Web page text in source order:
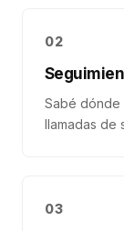
02
Sabé dónde
llamadas de
03